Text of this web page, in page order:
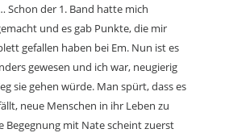
Schon der 1. Band hatte mich
und es gab Punkte, die mir
gefallen haben bei Em. Nun ist es
gewesen und ich war, neugierig
sie gehen würde. Man spürt, dass es
neue Menschen in ihr Leben zu
Begegnung mit Nate scheint zuerst